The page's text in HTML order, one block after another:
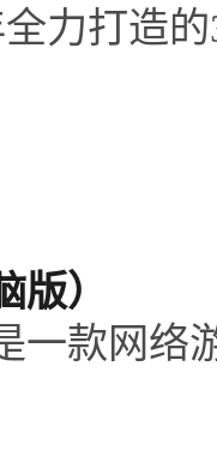
力打造
）
一款网络